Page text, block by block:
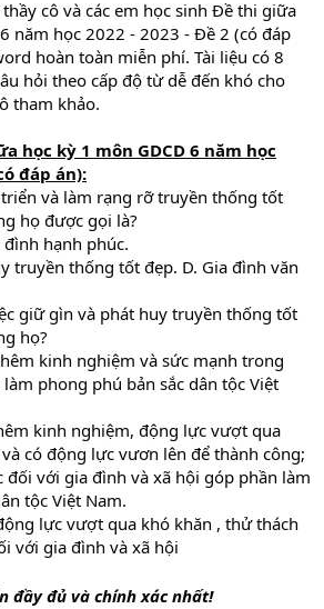
cô và các em học sinh Đề thi giữa
năm học 2022 - 2023 - Đề 2 (có đáp
hoàn toàn miễn phí. Tài liệu có 8
hỏi theo cấp độ từ dễ đến khó cho
tham khảo.
học kỳ 1 môn GDCD 6 năm học
đáp án):
và làm rạng rỡ truyền thống tốt
họ được gọi là?
hạnh phúc.
truyền thống tốt đẹp. D. Gia đình văn
giữ gìn và phát huy truyền thống tốt
họ?
kinh nghiệm và sức mạnh trong
phong phú bản sắc dân tộc Việt
kinh nghiệm, động lực vượt qua
có động lực vươn lên để thành công;
đối với gia đình và xã hội góp phần làm
tộc Việt Nam.
lực vượt qua khó khăn , thử thách
với gia đình và xã hội
đầy đủ và chính xác nhất!